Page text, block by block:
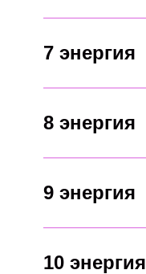
7 энергия
8 энергия
9 энергия
10 энергия